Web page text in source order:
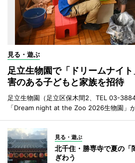
見る・遊ぶ
足立生物園で「ドリームナイ
害のある子どもと家族を招待
足立生物園（足立区保木間2、TEL 03-
「Dream night at the Zoo 2026生物園」が
見る・遊ぶ
北千住・勝専寺で夏の
ぎわう